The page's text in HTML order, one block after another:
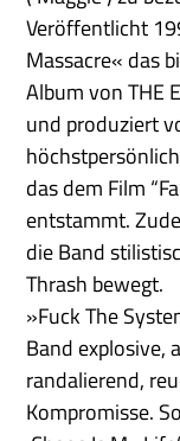
Veröffentlicht
Massacre« das
Album von THE
und produziert
das dem Film
entstammt.
die Band
Thrash bewegt.
»Fuck The
Band explosive,
randalierend,
Kompromisse.